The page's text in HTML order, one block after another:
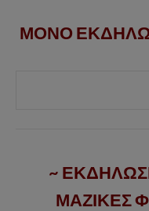
ΜΟΝΟ
~
ΜΑΖΙΚΕΣ